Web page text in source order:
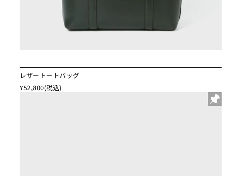
レザートートバッグ
¥52,800(税込)